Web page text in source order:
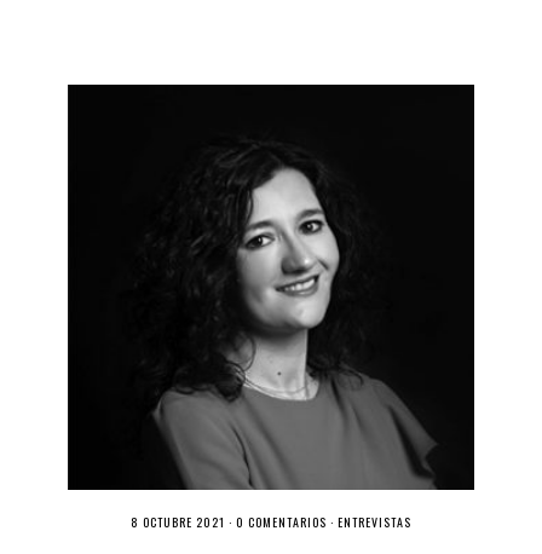
8 OCTUBRE 2021 · 0 COMENTARIOS · ENTREVISTAS